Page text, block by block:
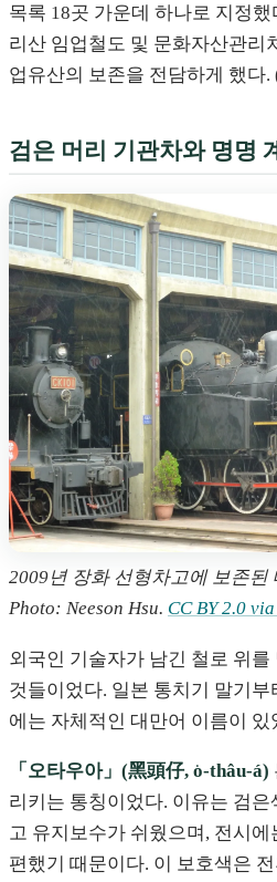
목록 18곳 가운데 하나로 지정
리산 임업철도 및 문화자산관리
업유산의 보존을 전담하게 했다.
검은 머리 기관차와 명명
2009년 장화 선형차고에 보존된
Photo: Neeson Hsu. CC BY 2.0
외국인 기술자가 남긴 철로 위를
것들이었다. 일본 통치기 말기
에는 자체적인 대만어 이름이 있
「오타우아」(黑頭仔, o͘-thâu-á)
리키는 통칭이었다. 이유는 검
고 유지보수가 쉬웠으며, 전시
편했기 때문이다. 이 보호색은